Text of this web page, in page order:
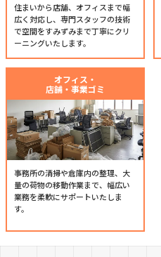
住まいから店舗、オフィスまで幅
広く対応し、専門スタッフの技術
で空間をすみずみまで丁寧にクリ
ーニングいたします。
オフィス・
店舗・事業ゴミ
事務所の清掃や倉庫内の整理、大
量の荷物の移動作業まで、幅広い
業務を柔軟にサポートいたしま
す。